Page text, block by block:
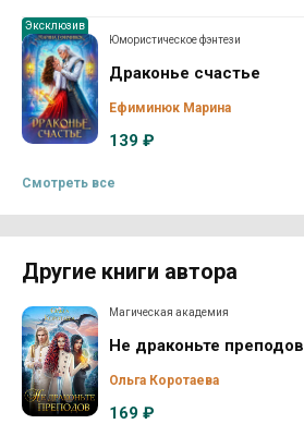
Эксклюзив
Юмористическое фэнтези
Драконье счастье
Ефиминюк Марина
139 ₽
Смотреть все
Другие книги автора
Магическая академия
Не драконьте преподов
Ольга Коротаева
169 ₽